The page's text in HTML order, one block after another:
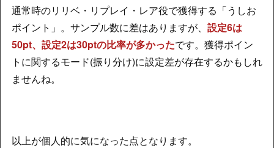
通常時のリリベ・リプレイ・レア役で獲得する「うしお
ポイント」。サンプル数に差はありますが、 設定6は
50pt、設定2は30ptの比率が多かったです。獲得ポイン
トに関するモード(振り分け)に設定差が存在するかもしれ
ませんね。
以上が個人的に気になった点となります。